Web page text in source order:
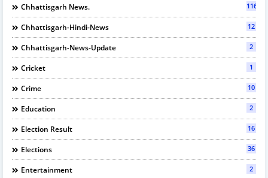
Chhattisgarh News. 116
Chhattisgarh-Hindi-News 12
Chhattisgarh-News-Update 2
Cricket 1
Crime 10
Education 2
Election Result 16
Elections 36
Entertainment 2